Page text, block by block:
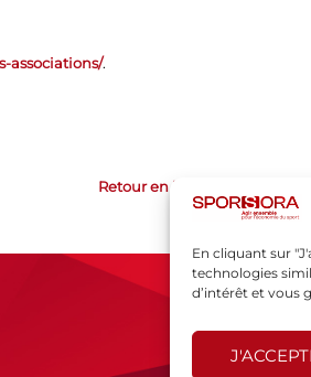
En cliquant sur
technologies
d’intérêt et vous
associations/.
Retour en haut